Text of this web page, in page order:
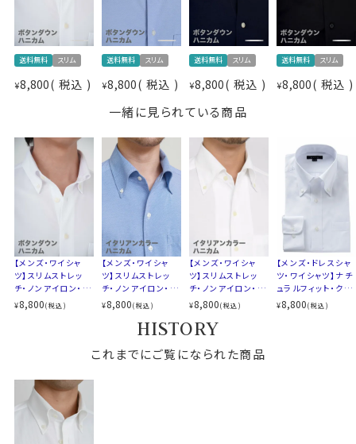
これでアイロンがけは、ほぼ必要ありません。
たたんでも折りじわがつきづらく、しわになりにくいため、
出張や旅行にもおすすめです。
ご家庭洗濯推奨（※必ず洗濯ネットを使用ください）
クリーニングはお控えください（洗濯コースによっては、
伸縮する場合があります）
ウエストを絞ったバックダーツ入りのスリムなスタイル。
伸縮性と柔らかな感触が、体にフィットして快適でスタイ
リッシュな着こなしができます。
ozieのラインナップでもっともスリムなシャツです。
着丈に関しては通常のozieのシャツよりも着丈をやや短
裾をパンツイン＆アウトの両々で着用できるよう生産しま
した。
●ビジネス、カジュアル、スポーツまでコーディネートい
後身頃
バックダーツ入り細身
ポケット あり
柄
織柄無地
カフス
ラウンドカット
前2.5cm 後4.0cm
サイズJ
S-37～4L-47
トールサイズ M-88・L-90・LL-90
スタイル
スリムフィット 細身
生産国
中国
▼スポット商品につき再入荷はございませんのでご了承
ください
送料無料 スリム
¥8,800 税込
送料無料 スリム
¥8,800 税込
送料無料 スリム
¥8,800 税込
送料無料 スリム
¥8,800 税込
一緒に見られている商品
【メンズ・ワイシャ
ツ】スリムストレッ
チ・ノンアイロン・ド
ライ・ニット・ボタン
ダウン
¥8,800(税込)
【メンズ・ワイシャ
ツ】スリムストレッ
チ・ノンアイロン・ド
ライ・ニット・イタリ
アンカラー・ボタン
ダウン・第一ボタン
¥8,800(税込)
【メンズ・ワイシャ
ツ】スリムストレッ
チ・ノンアイロン・ド
ライ・ニット・イタリ
アンカラー・ボタン
ダウン・第一ボタン
あり
¥8,800(税込)
【メンズ・ドレスシャ
ツ・ワイシャツ】ナチ
ュラルフィット・クー
ルマックス・オールシ
ーズン・ドライ・形態
¥8,800(税込)
HISTORY
これまでにご覧になられた商品